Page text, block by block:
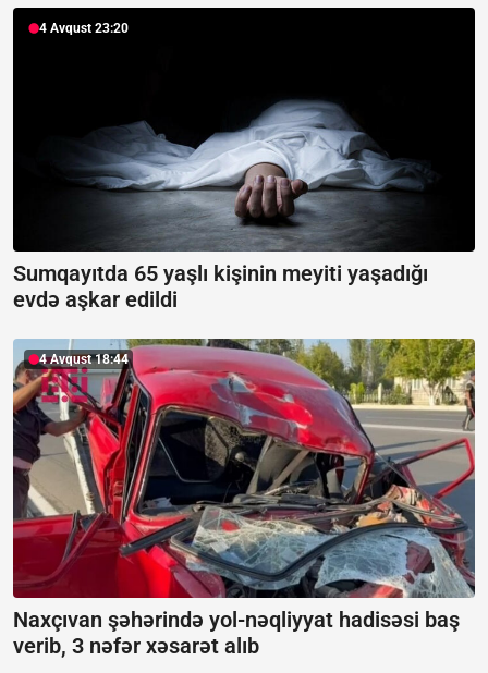
4 Avqust 23:20
Sumqayıtda 65 yaşlı kişinin meyiti yaşadığı
evdə aşkar edildi
4 Avqust 18:44
Naxçıvan şəhərində yol-nəqliyyat hadisəsi baş
verib, 3 nəfər xəsarət alıb